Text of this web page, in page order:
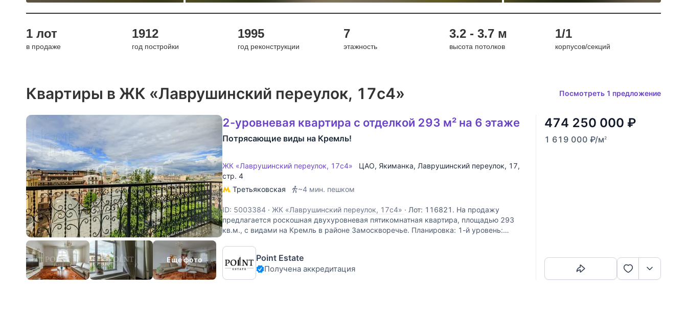
1 лот
в продаже
1912
год постройки
1995
год реконструкции
7
этажность
3.2 - 3.7 м
высота потолков
1/1
корпусов/секций
Квартиры в ЖК «Лаврушинский переулок, 17с4» Посмотреть 1 предложение
Еще фото
2-уровневая квартира с отделкой 293 м² на 6 этаже
Потрясающие виды на Кремль!
ЖК «Лаврушинский переулок, 17с4» ЦАО, Якиманка, Лаврушинский переулок, 17,
стр. 4
Третьяковская
~4 мин. пешком
ID: 5003384 · ЖК «Лаврушинский переулок, 17с4» · Лот: 116821. На продажу
предлагается роскошная двухуровневая пятикомнатная квартира, площадью 293
кв.м., с видами на Кремль в районе Замоскворечье. Планировка: 1-й уровень:
Point Estate
Получена аккредитация
474 250 000 ₽
1 619 000 ₽/м2